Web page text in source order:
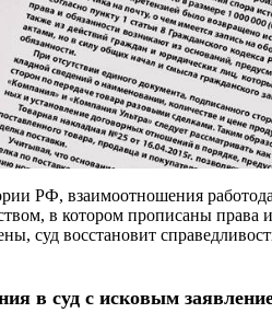
РФ, взаимоотношения
в котором прописаны права
суд восстановит
в суд с исковым